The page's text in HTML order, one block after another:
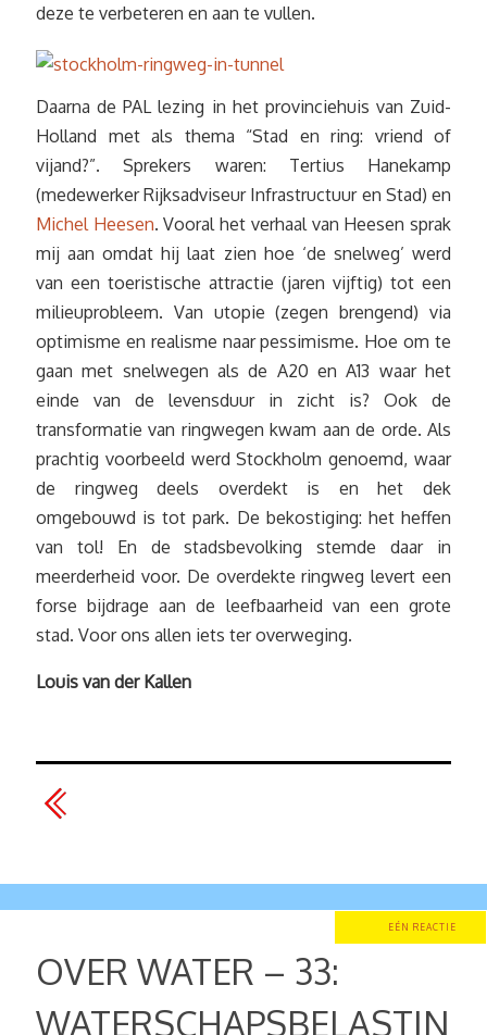
deze te verbeteren en aan te vullen.
Daarna de PAL lezing in het provinciehuis van Zuid-
Holland met als thema “Stad en ring: vriend of
vijand?”. Sprekers waren: Tertius Hanekamp
(medewerker Rijksadviseur Infrastructuur en Stad) en
Michel Heesen. Vooral het verhaal van Heesen sprak
mij aan omdat hij laat zien hoe ‘de snelweg’ werd
van een toeristische attractie (jaren vijftig) tot een
milieuprobleem. Van utopie (zegen brengend) via
optimisme en realisme naar pessimisme. Hoe om te
gaan met snelwegen als de A20 en A13 waar het
einde van de levensduur in zicht is? Ook de
transformatie van ringwegen kwam aan de orde. Als
prachtig voorbeeld werd Stockholm genoemd, waar
de ringweg deels overdekt is en het dek
omgebouwd is tot park. De bekostiging: het heffen
van tol! En de stadsbevolking stemde daar in
meerderheid voor. De overdekte ringweg levert een
forse bijdrage aan de leefbaarheid van een grote
stad. Voor ons allen iets ter overweging.
Louis van der Kallen
EÉN REACTIE
OVER WATER – 33:
WATERSCHAPSBELASTIN